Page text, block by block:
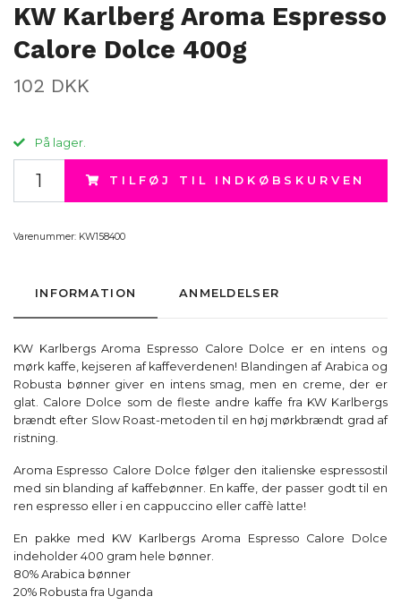
KW Karlberg Aroma Espresso
Calore Dolce 400g
102 DKK
På lager.
TILFØJ TIL INDKØBSKURVEN
Varenummer: KW158400
INFORMATION ANMELDELSER
KW Karlbergs Aroma Espresso Calore Dolce er en intens og
mørk kaffe, kejseren af kaffeverdenen! Blandingen af Arabica og
Robusta bønner giver en intens smag, men en creme, der er
glat. Calore Dolce som de fleste andre kaffe fra KW Karlbergs
brændt efter Slow Roast-metoden til en høj mørkbrændt grad af
ristning.
Aroma Espresso Calore Dolce følger den italienske espressostil
med sin blanding af kaffebønner. En kaffe, der passer godt til en
ren espresso eller i en cappuccino eller caffè latte!
En pakke med KW Karlbergs Aroma Espresso Calore Dolce
indeholder 400 gram hele bønner.
80% Arabica bønner
20% Robusta fra Uganda